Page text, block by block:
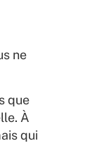
ne
que
À
qui